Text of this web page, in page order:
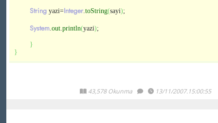
String yazi=Integer.toString(sayi);
System.out.println(yazi);
}
}
43,578 Okunma 13/11/2007.15:00:55